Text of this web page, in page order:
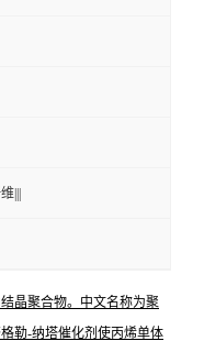
|||
晶聚合物。中文名称为聚
勒-纳塔催化剂使丙烯单体